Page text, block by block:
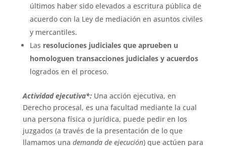
últimos haber sido elevados a escritura pública de
acuerdo con la Ley de mediación en asuntos civiles
y mercantiles.
Las resoluciones judiciales que aprueben u
homologuen transacciones judiciales y acuerdos
logrados en el proceso.
Actividad ejecutiva*: Una acción ejecutiva, en
Derecho procesal, es una facultad mediante la cual
una persona física o jurídica, puede pedir en los
juzgados (a través de la presentación de lo que
llamamos una demanda de ejecución) que actúen para